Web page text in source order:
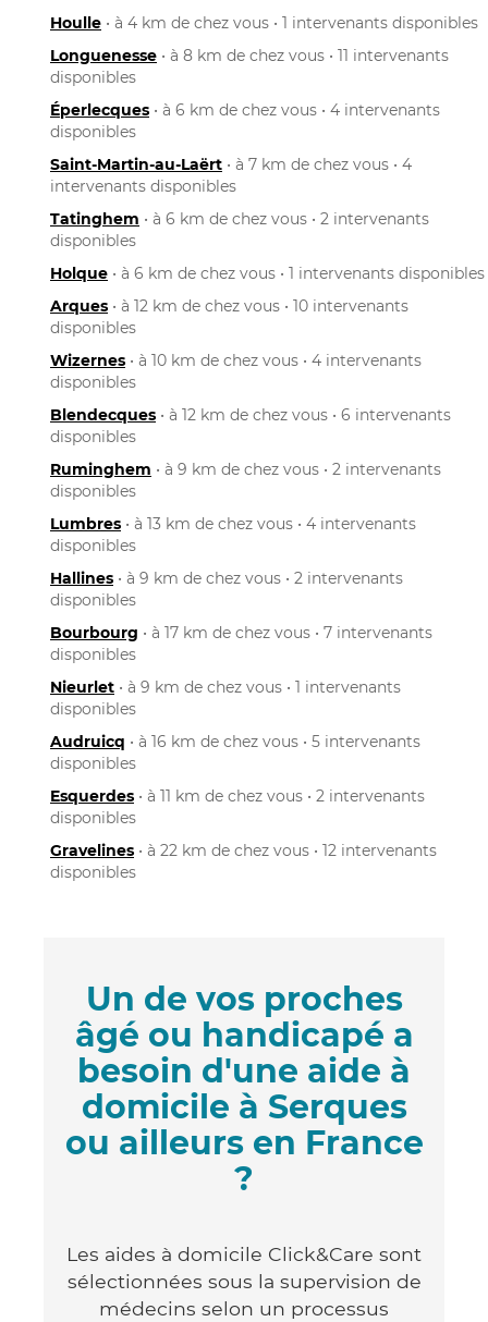
Houlle • à 4 km de chez vous • 1 intervenants disponibles
Longuenesse • à 8 km de chez vous • 11 intervenants
disponibles
Éperlecques • à 6 km de chez vous • 4 intervenants
disponibles
Saint-Martin-au-Laërt • à 7 km de chez vous • 4
intervenants disponibles
Tatinghem • à 6 km de chez vous • 2 intervenants
disponibles
Holque • à 6 km de chez vous • 1 intervenants disponibles
Arques • à 12 km de chez vous • 10 intervenants
disponibles
Wizernes • à 10 km de chez vous • 4 intervenants
disponibles
Blendecques • à 12 km de chez vous • 6 intervenants
disponibles
Ruminghem • à 9 km de chez vous • 2 intervenants
disponibles
Lumbres • à 13 km de chez vous • 4 intervenants
disponibles
Hallines • à 9 km de chez vous • 2 intervenants
disponibles
Bourbourg • à 17 km de chez vous • 7 intervenants
disponibles
Nieurlet • à 9 km de chez vous • 1 intervenants
disponibles
Audruicq • à 16 km de chez vous • 5 intervenants
disponibles
Esquerdes • à 11 km de chez vous • 2 intervenants
disponibles
Gravelines • à 22 km de chez vous • 12 intervenants
disponibles
Un de vos proches
âgé ou handicapé a
besoin d'une aide à
domicile à Serques
ou ailleurs en France
?
Les aides à domicile Click&Care sont
sélectionnées sous la supervision de
médecins selon un processus